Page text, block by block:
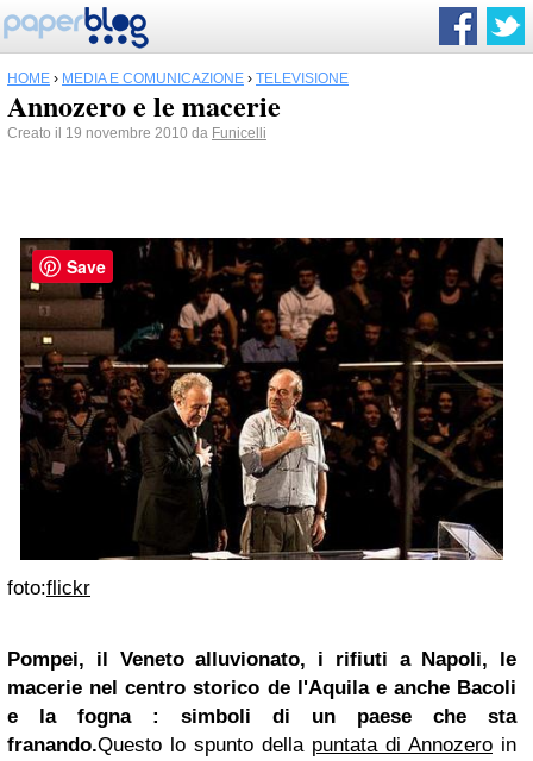
HOME › MEDIA E COMUNICAZIONE › TELEVISIONE
Annozero e le macerie
Creato il 19 novembre 2010 da Funicelli
foto:flickr
Pompei, il Veneto alluvionato, i rifiuti a Napoli, le
macerie nel centro storico de l'Aquila e anche Bacoli
e la fogna : simboli di un paese che sta
franando.Questo lo spunto della puntata di Annozero in
Save